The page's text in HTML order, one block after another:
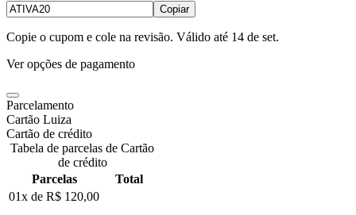
Copiar
Copie o cupom e cole na revisão. Válido até 14 de set.
Ver opções de pagamento
Parcelamento
Cartão Luiza
Cartão de crédito
Tabela de parcelas de Cartão
de crédito
Parcelas
Total
01x de R$ 120,00